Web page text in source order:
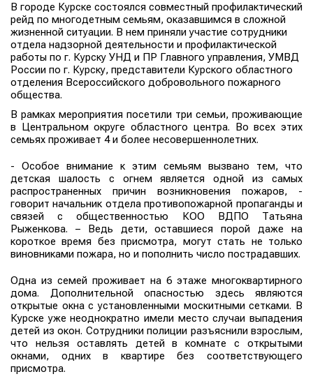
В городе Курске состоялся совместный профилактический
рейд по многодетным семьям, оказавшимся в сложной
жизненной ситуации. В нем приняли участие сотрудники
отдела надзорной деятельности и профилактической
работы по г. Курску УНД и ПР Главного управления, УМВД
России по г. Курску, представители Курского областного
отделения Всероссийского добровольного пожарного
общества.
В рамках мероприятия посетили три семьи, проживающие
в Центральном округе областного центра. Во всех этих
семьях проживает 4 и более несовершеннолетних.
- Особое внимание к этим семьям вызвано тем, что
детская шалость с огнем является одной из самых
распространенных причин возникновения пожаров, -
говорит начальник отдела противопожарной пропаганды и
связей с общественностью КОО ВДПО Татьяна
Рыженкова. – Ведь дети, оставшиеся порой даже на
короткое время без присмотра, могут стать не только
виновниками пожара, но и пополнить число пострадавших.
Одна из семей проживает на 6 этаже многоквартирного
дома. Дополнительной опасностью здесь являются
открытые окна с установленными москитными сетками. В
Курске уже неоднократно имели место случаи выпадения
детей из окон. Сотрудники полиции разъяснили взрослым,
что нельзя оставлять детей в комнате с открытыми
окнами, одних в квартире без соответствующего
присмотра.